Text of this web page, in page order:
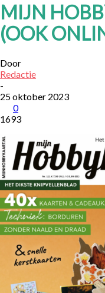
MIJN
(OOK
Door
Redactie
-
25 oktober 2023
0
1693